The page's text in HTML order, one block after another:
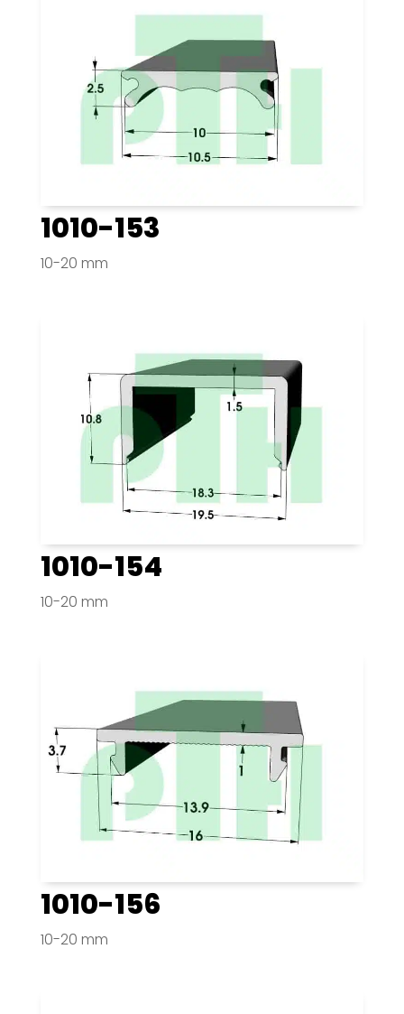
1010-153
10-20 mm
1010-154
10-20 mm
1010-156
10-20 mm